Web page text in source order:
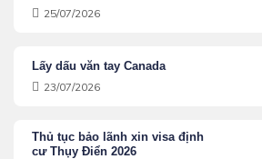
25/07/2026
Lấy dấu văn tay Canada
23/07/2026
Thủ tục bảo lãnh xin visa định
cư Thụy Điển 2026